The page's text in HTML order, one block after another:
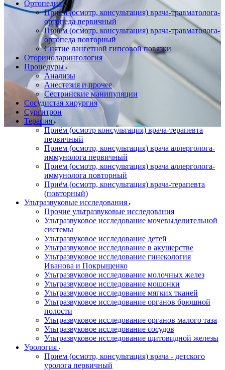
Ортопедия
Прием (осмотр, консультация) врача-травматолога-
ортопеда первичный
Прием (осмотр, консультация) врача-травматолога-
ортопеда повторный
Снятие лангетной гипсовой повязки
Оториноларингология
Процедуры
Анализы
Анестезия и прочее
Сестринские манипуляции
Сосудистая хирургия
Сургитрон
Терапия
Приём (осмотр консультация) врача-терапевта
первичный
Прием (осмотр, консультация) врача аллерголога-
иммунолога первичный
Прием (осмотр, консультация) врача аллерголога-
иммунолога повторный
Приём (осмотр, консультация) врача-терапевта
(повторный)
Ультразвуковые исследования
Прочие ультразвуковые исследования
Ультразвуковое исследование мочевыделительной
системы
Ультразвуковое исследование детей
Ультразвуковое исследование в акушерстве
Ультразвуковое исследование гинекология
Иванова и Покрыщенко
Ультразвуковое исследование молочных желез
Ультразвуковое исследование мошонки
Ультразвуковое исследование мягких тканей
Ультразвуковое исследование органов брюшной
полости
Ультразвуковое исследование органов малого таза
Ультразвуковое исследование сосудов
Ультразвуковое исследование щитовидной железы
Урология
Прием (осмотр, консультация) врача - детского
уролога первичный